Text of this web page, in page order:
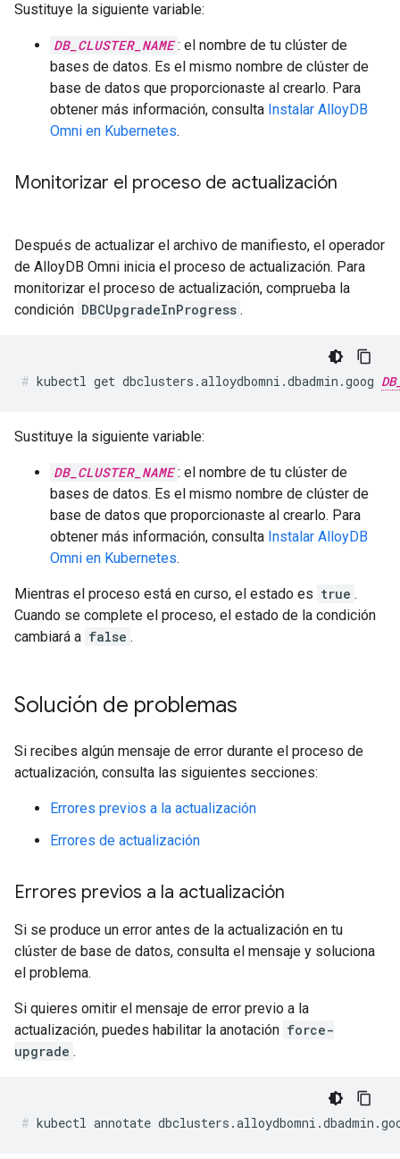
Sustituye la siguiente variable:
DB_CLUSTER_NAME : el nombre de tu clúster de
bases de datos. Es el mismo nombre de clúster de
base de datos que proporcionaste al crearlo. Para
obtener más información, consulta Instalar AlloyDB
Omni en Kubernetes.
Monitorizar el proceso de actualización
Después de actualizar el archivo de manifiesto, el operador
de AlloyDB Omni inicia el proceso de actualización. Para
monitorizar el proceso de actualización, comprueba la
condición DBCUpgradeInProgress .
kubectl get dbclusters.alloydbomni.dbadmin.goog
Sustituye la siguiente variable:
DB_CLUSTER_NAME : el nombre de tu clúster de
bases de datos. Es el mismo nombre de clúster de
base de datos que proporcionaste al crearlo. Para
obtener más información, consulta Instalar AlloyDB
Omni en Kubernetes.
Mientras el proceso está en curso, el estado es true .
Cuando se complete el proceso, el estado de la condición
cambiará a false .
Solución de problemas
Si recibes algún mensaje de error durante el proceso de
actualización, consulta las siguientes secciones:
Errores previos a la actualización
Errores de actualización
Errores previos a la actualización
Si se produce un error antes de la actualización en tu
clúster de base de datos, consulta el mensaje y soluciona
el problema.
Si quieres omitir el mensaje de error previo a la
actualización, puedes habilitar la anotación force-
upgrade .
kubectl annotate